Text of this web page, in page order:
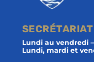
Lundi au vendredi –
Lundi, mardi et